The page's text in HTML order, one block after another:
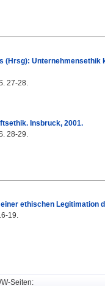
(Hrsg):
27-28.
Insbruck, 2001.
28-29.
ethischen Legitimation
19.
Seiten: